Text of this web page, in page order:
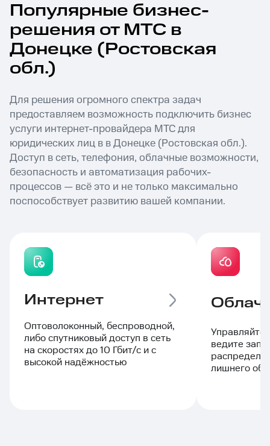
Популярные бизнес-
решения от МТС в
Донецке (Ростовская
обл.)
Для решения огромного спектра задач
предоставляем возможность подключить бизнес
услуги интернет-провайдера МТС для
юридических лиц в в Донецке (Ростовская обл.).
Доступ в сеть, телефония, облачные возможности,
безопасность и автоматизация рабочих-
процессов — всё это и не только максимально
поспособствует развитию вашей компании.
Интернет
Оптоволоконный, беспроводной,
либо спутниковый доступ в сеть
на скоростях до 10 Гбит/с и с
высокой надёжностью
Управляйте
ведите
лишнего